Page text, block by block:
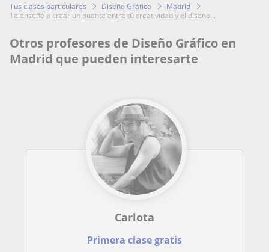
Tus clases particulares Diseño Gráfico
Madrid
te enseño a crear un puente entre tú creatividad y el diseño...
Otros profesores de Diseño Gráfico en
Madrid que pueden interesarte
Carlota
Primera clase gratis